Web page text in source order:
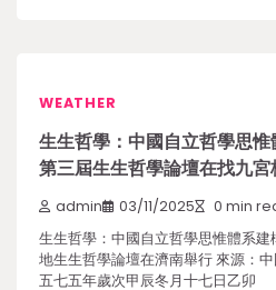
WEATHER
生生哲學：中國自立哲學思
第三屆生生哲學論壇在找九
admin 03/11/2025 0 min
生生哲學：中國自立哲學思惟體系
地生生哲學論壇在濟南舉行 來源：
五七五年歲次甲辰冬月十七日乙